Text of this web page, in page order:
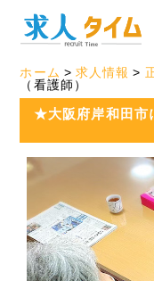
ホーム 求人情報
（看護師）
★大阪府岸和田市